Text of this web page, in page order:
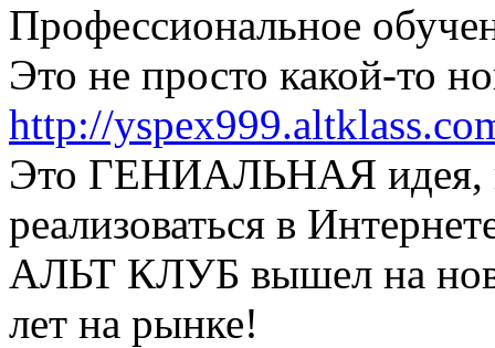
Профессиональное
Это не просто какой-то
http://
Это ГЕНИАЛЬНАЯ идея,
реализоваться в
АЛЬТ КЛУБ вышел на
лет на рынке!